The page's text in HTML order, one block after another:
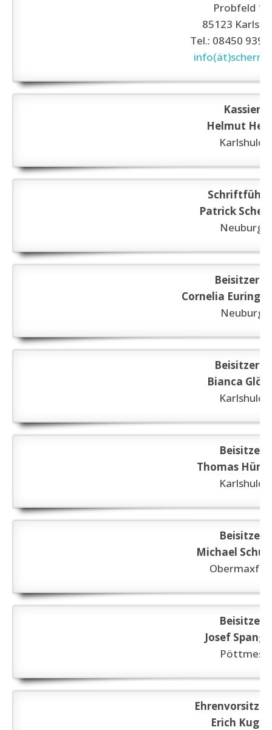
Probfeld 18
85123
Tel.: 08450
info(ät)
Kassier
Helmut
Karlshuld
Patrick
Neuburg
Beisitzerin
Cornelia
Neuburg
Beisitzerin
Bianca
Karlshuld
Beisitzer
Thomas
Karlshuld
Beisitzer
Michael
Beisitzer
Josef
Pöttmes
Erich Kugler